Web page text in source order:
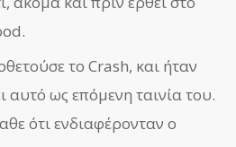
το Crash, και ήταν
αυτό ως επόμενη ταινία του.
ότι ενδιαφέρονταν ο